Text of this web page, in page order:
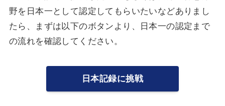
野を日本一として認定してもらいたいなどありまし
たら、まずは以下のボタンより、日本一の認定まで
の流れを確認してください。
日本記録に挑戦